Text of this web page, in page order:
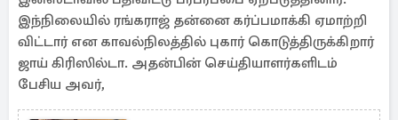
இந்நிலையில் ரங்கராஜ் தன்னை கர்ப்பமாக்கி ஏமாற்றி
விட்டார் என காவல்நிலத்தில் புகார் கொடுத்திருக்கிறார்
ஜாய் கிரிஸில்டா. அதன்பின் செய்தியாளர்களிடம்
பேசிய அவர்,